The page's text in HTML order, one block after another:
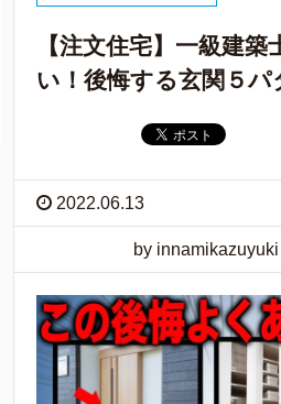
【注文住宅】一級建
い！後悔する玄関５パ
2022.06.13
by innamikazuyuki